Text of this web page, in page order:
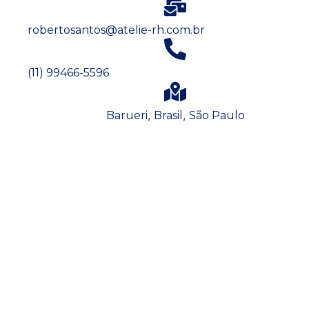
robertosantos@atelie-rh.com.br
(11) 99466-5596
Barueri, Brasil , São Paulo